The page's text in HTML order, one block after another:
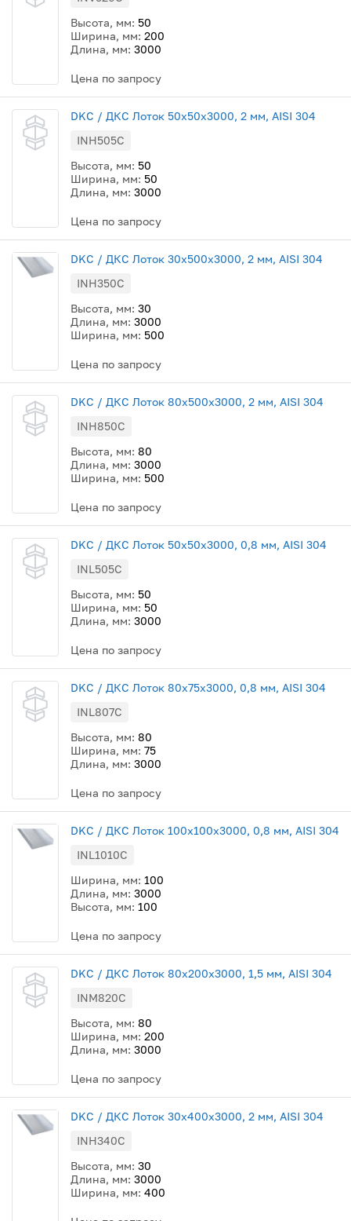
Высота, мм: 50
Ширина, мм: 200
Длина, мм: 3000
Цена по запросу
DKC / ДКС Лоток 50х50х3000, 2 мм, AISI 304
INH505C
Высота, мм: 50
Ширина, мм: 50
Длина, мм: 3000
Цена по запросу
DKC / ДКС Лоток 30х500х3000, 2 мм, AISI 304
INH350C
Высота, мм: 30
Длина, мм: 3000
Ширина, мм: 500
Цена по запросу
DKC / ДКС Лоток 80х500х3000, 2 мм, AISI 304
INH850C
Высота, мм: 80
Длина, мм: 3000
Ширина, мм: 500
Цена по запросу
DKC / ДКС Лоток 50x50х3000, 0,8 мм, AISI 304
INL505C
Высота, мм: 50
Ширина, мм: 50
Длина, мм: 3000
Цена по запросу
DKC / ДКС Лоток 80x75х3000, 0,8 мм, AISI 304
INL807C
Высота, мм: 80
Ширина, мм: 75
Длина, мм: 3000
Цена по запросу
DKC / ДКС Лоток 100x100х3000, 0,8 мм, AISI 304
INL1010C
Ширина, мм: 100
Длина, мм: 3000
Высота, мм: 100
Цена по запросу
DKC / ДКС Лоток 80х200х3000, 1,5 мм, AISI 304
INM820C
Высота, мм: 80
Ширина, мм: 200
Длина, мм: 3000
Цена по запросу
DKC / ДКС Лоток 30х400х3000, 2 мм, AISI 304
INH340C
Высота, мм: 30
Длина, мм: 3000
Ширина, мм: 400